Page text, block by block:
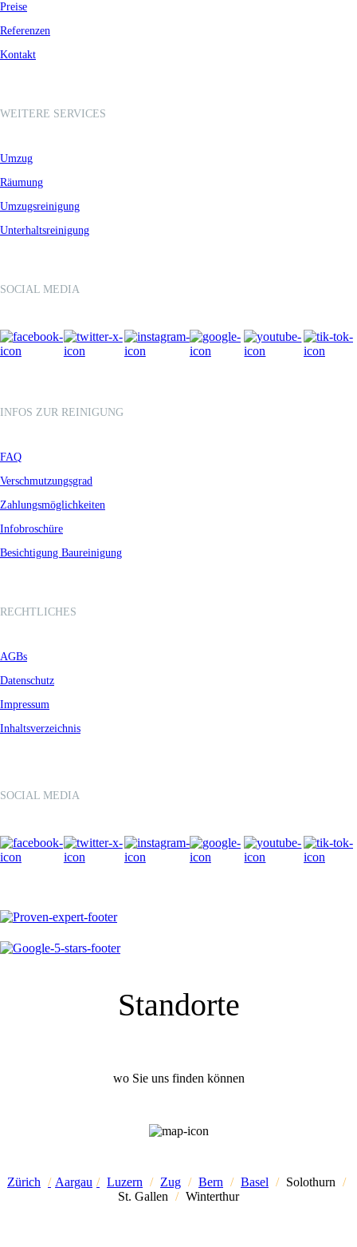
Preise
Referenzen
Kontakt
WEITERE SERVICES
Umzug
Räumung
Umzugsreinigung
Unterhaltsreinigung
SOCIAL MEDIA
INFOS ZUR REINIGUNG
FAQ
Verschmutzungsgrad
Zahlungsmöglichkeiten
Infobroschüre
Besichtigung Baureinigung
RECHTLICHES
AGBs
Datenschutz
Impressum
Inhaltsverzeichnis
SOCIAL MEDIA
Standorte
wo Sie uns finden können
Zürich / Aargau / Luzern / Zug / Bern / Basel / Solothurn /
St. Gallen / Winterthur